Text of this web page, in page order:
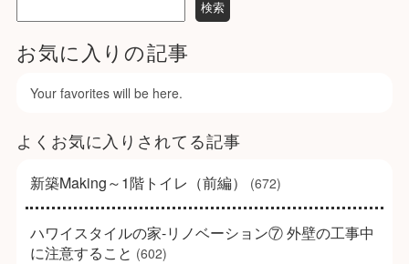
お気に入りの記事
Your favorites will be here.
よくお気に入りされてる記事
新築Making～1階トイレ（前編） (672)
ハワイスタイルの家-リノベーション⑦ 外壁の工事中
に注意すること (602)